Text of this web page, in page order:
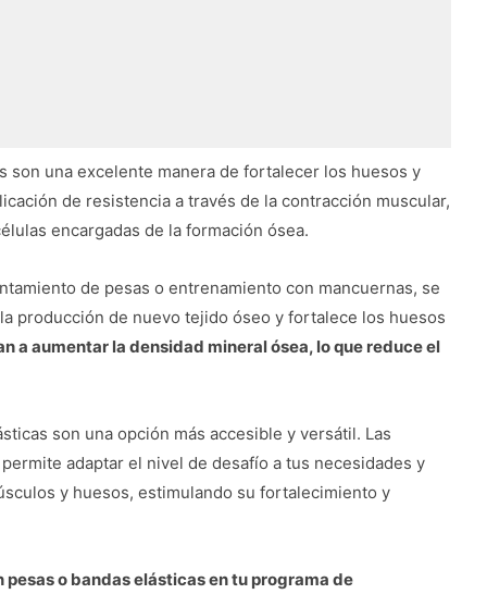
son una excelente manera de fortalecer los huesos y
de resistencia a través de la contracción muscular,
encargadas de la formación ósea.
de pesas o entrenamiento con mancuernas, se
producción de nuevo tejido óseo y fortalece los huesos
a aumentar la densidad mineral ósea, lo que reduce el
son una opción más accesible y versátil. Las
adaptar el nivel de desafío a tus necesidades y
y huesos, estimulando su fortalecimiento y
o bandas elásticas en tu programa de